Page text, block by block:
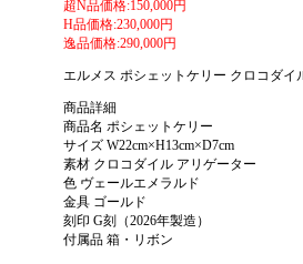
超N品価格:150,000円
H品価格:230,000円
逸品価格:290,000円
エルメス ポシェットケリー クロコダ
商品詳細
商品名 ポシェットケリー
サイズ W22cm×H13cm×D7cm
素材 クロコダイル アリゲーター
色 ヴェールエメラルド
金具 ゴールド
刻印 G刻（2026年製造）
付属品 箱・リボン